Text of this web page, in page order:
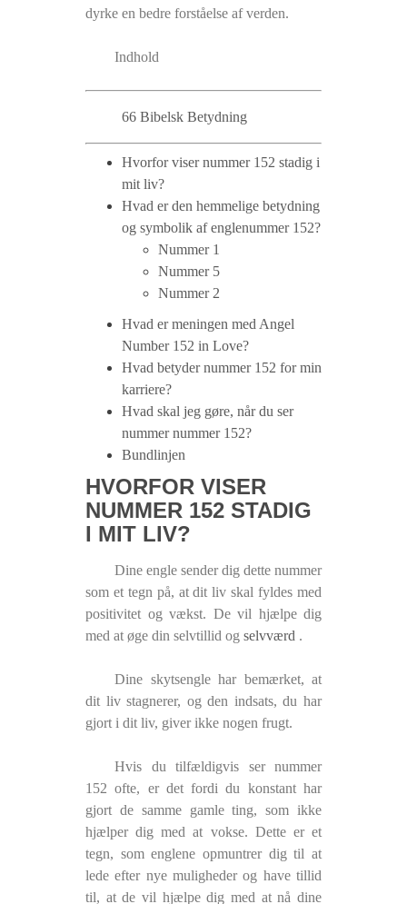
dyrke en bedre forståelse af verden.
Indhold
66 Bibelsk Betydning
Hvorfor viser nummer 152 stadig i
mit liv?
Hvad er den hemmelige betydning
og symbolik af englenummer 152?
Nummer 1
Nummer 5
Nummer 2
Hvad er meningen med Angel
Number 152 in Love?
Hvad betyder nummer 152 for min
karriere?
Hvad skal jeg gøre, når du ser
nummer nummer 152?
Bundlinjen
HVORFOR VISER
NUMMER 152 STADIG
I MIT LIV?
Dine engle sender dig dette nummer
som et tegn på, at dit liv skal fyldes med
positivitet og vækst. De vil hjælpe dig
med at øge din selvtillid og selvværd .
Dine skytsengle har bemærket, at
dit liv stagnerer, og den indsats, du har
gjort i dit liv, giver ikke nogen frugt.
Hvis du tilfældigvis ser nummer
152 ofte, er det fordi du konstant har
gjort de samme gamle ting, som ikke
hjælper dig med at vokse. Dette er et
tegn, som englene opmuntrer dig til at
lede efter nye muligheder og have tillid
til, at de vil hjælpe dig med at nå dine